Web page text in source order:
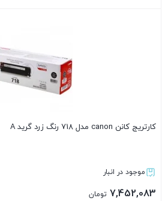
کارتریج کانن canon مدل 718 رنگ زرد گرید A
موجود در انبار
7,452,083 تومان